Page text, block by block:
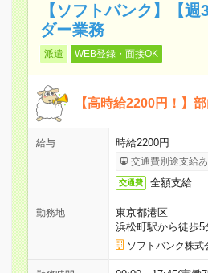
【ソフトバンク】【
ダー業務
派遣 WEB登録・面接OK
【高時給2200円！】
給与 時給2200円
交通費別途支給あ
交通費 全額支給
勤務地
東京都港区
浜松町駅から徒歩5
ソフトバンク株式